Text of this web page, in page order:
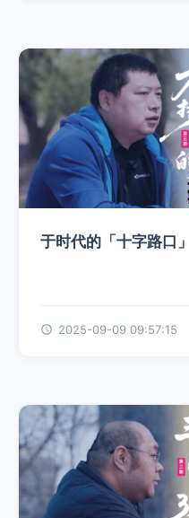
于时代的「十字路口
2025-09-09 09:57:15